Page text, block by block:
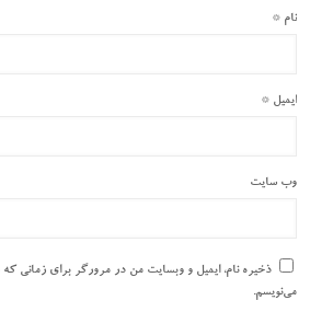
نام *
ایمیل *
وب‌ سایت
ذخیره نام، ایمیل و وبسایت من در مرورگر برای زمانی که
می‌نویسم.